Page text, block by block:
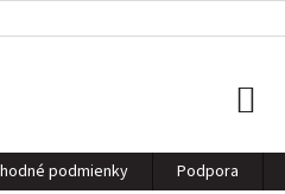
ÚDAJOV
podmienky Podpora